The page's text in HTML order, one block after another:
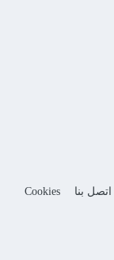
اتصل بنا Cookies